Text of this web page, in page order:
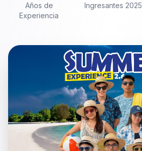
Años de
Experiencia
Ingresantes 2025